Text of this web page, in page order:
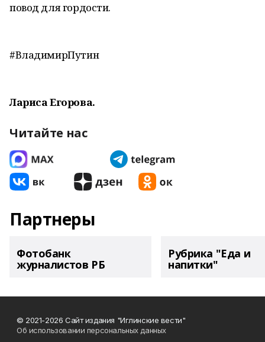
повод для гордости.
#ВладимирПутин
Лариса Егорова.
Читайте нас
Партнеры
Фотобанк
журналистов РБ
Рубрика "Еда и
напитки"
© 2021-2026 Сайт издания "Иглинские вести"
Об использовании персональных данных